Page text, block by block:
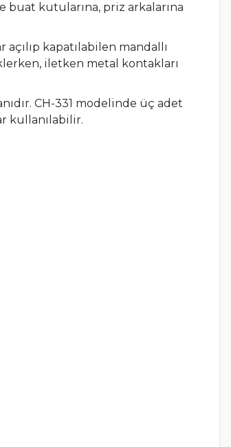
buat kutularına, priz arkalarına
kapatılabilen mandallı
iletken metal kontakları
CH-331 modelinde üç adet
kullanılabilir.